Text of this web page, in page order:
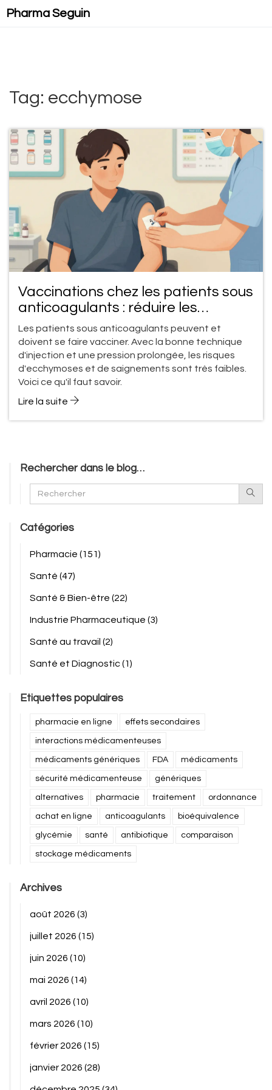
Pharma Seguin
Tag: ecchymose
Vaccinations chez les patients sous
anticoagulants : réduire les
ecchymoses et les saignements
avec la bonne technique
Les patients sous anticoagulants peuvent et
doivent se faire vacciner. Avec la bonne technique
d'injection et une pression prolongée, les risques
d'ecchymoses et de saignements sont très faibles.
Voici ce qu'il faut savoir.
Lire la suite
Rechercher dans le blog…
Catégories
Pharmacie (151)
Santé (47)
Santé & Bien-être (22)
Industrie Pharmaceutique (3)
Santé au travail (2)
Santé et Diagnostic(1)
Etiquettes populaires
pharmacie en ligne effets secondaires
interactions médicamenteuses
médicaments génériques FDA médicaments
sécurité médicamenteuse génériques
alternatives pharmacie traitement ordonnance
achat en ligne anticoagulants bioéquivalence
glycémie santé antibiotique comparaison
stockage médicaments
Archives
août 2026 (3)
juillet 2026 (15)
juin 2026 (10)
mai 2026 (14)
avril 2026 (10)
mars 2026 (10)
février 2026 (15)
janvier 2026 (28)